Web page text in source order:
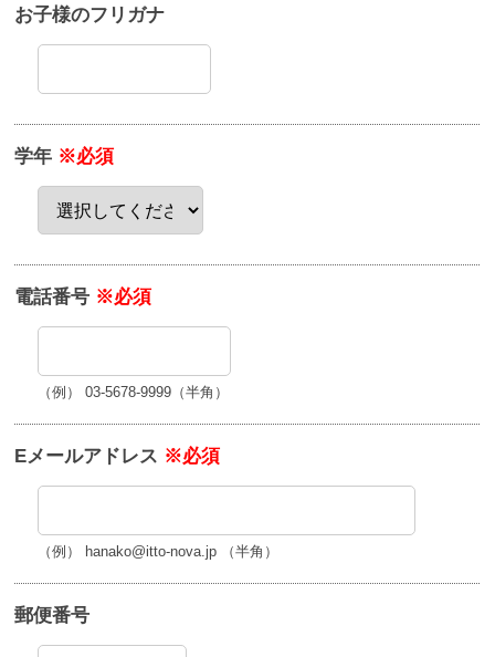
お子様のフリガナ
学年 ※必須
電話番号 ※必須
（例） 03-5678-9999（半角）
Eメールアドレス ※必須
（例） hanako@itto-nova.jp （半角）
郵便番号